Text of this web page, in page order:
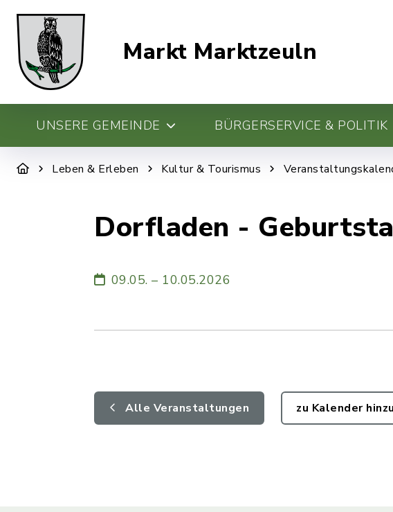
Markt Marktzeuln
UNSERE GEMEINDE BÜRGERSERVICE & POLITIK
Leben & Erleben Kultur & Tourismus
Dorfladen -
09.05. – 10.05.2026
Alle Veranstaltungen zu Kalender